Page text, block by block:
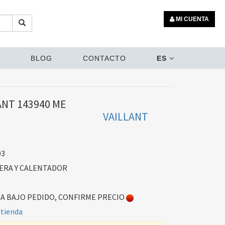
MI CUENTA
BLOG CONTACTO ES
143940 ME
VAILLANT
Y CALENTADOR
BAJO PEDIDO, CONFIRME PRECIO